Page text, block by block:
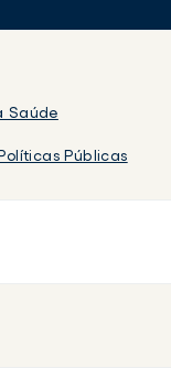
Saúde
Públicas